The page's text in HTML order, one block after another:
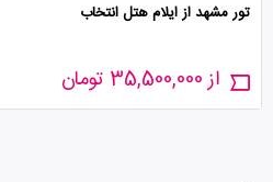
تور مشهد از ایلام هتل انتخاب
از 35,500,000 تومان